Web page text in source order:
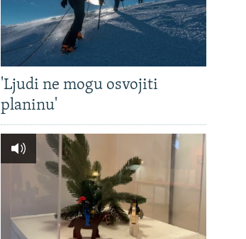
'Ljudi ne mogu osvojiti
planinu'